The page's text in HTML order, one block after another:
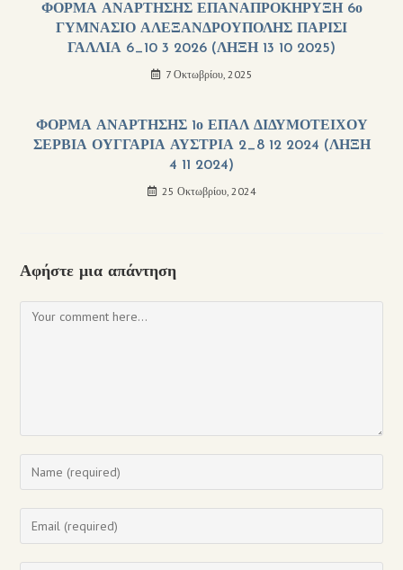
ΦΟΡΜΑ ΑΝΑΡΤΗΣΗΣ ΕΠΑΝΑΠΡΟΚΗΡΥΞΗ 6ο
ΓΥΜΝΑΣΙΟ ΑΛΕΞΑΝΔΡΟΥΠΟΛΗΣ ΠΑΡΙΣΙ
ΓΑΛΛΙΑ 6_10 3 2026 (ΛΗΞΗ 13 10 2025)
7 Οκτωβρίου, 2025
ΦΟΡΜΑ ΑΝΑΡΤΗΣΗΣ 1ο ΕΠΑΛ ΔΙΔΥΜΟΤΕΙΧΟΥ
ΣΕΡΒΙΑ ΟΥΓΓΑΡΙΑ ΑΥΣΤΡΙΑ 2_8 12 2024 (ΛΗΞΗ
4 11 2024)
25 Οκτωβρίου, 2024
Αφήστε μια απάντηση